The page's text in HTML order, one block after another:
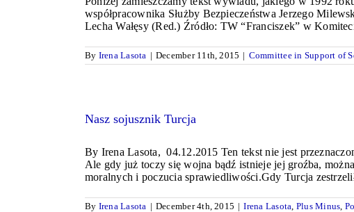
współpracownika Służby Bezpieczeństwa Jerzego
Lecha Wałęsy (Red.) Źródło: TW “Franciszek” w
By Irena Lasota | December 11th, 2015 | Committee in Support of
Nasz sojusznik Turcja
By Irena Lasota, 04.12.2015 Ten tekst nie jest
Ale gdy już toczy się wojna bądź istnieje jej groźba,
moralnych i poczucia sprawiedliwości.Gdy Turcja
By Irena Lasota | December 4th, 2015 | Irena Lasota Plus Minus